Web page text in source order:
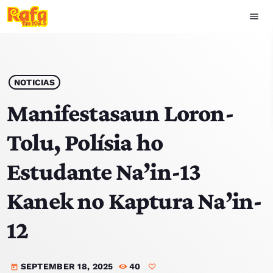
menu
play_arrow OUVIR RAFA
HOME
NOTISIA
EKIPA
TOP 15
PODCAST SIRA
NOTICIAS
Manifestasaun Loron-
Tolu, Polísia ho
Estudante Na’in-13
Kanek no Kaptura Na’in-
12
today SEPTEMBER 18, 2025 40